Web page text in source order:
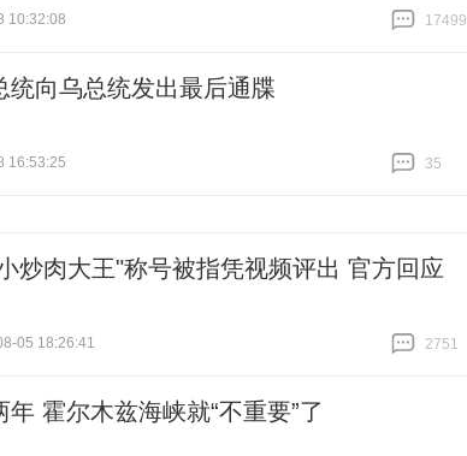
10:32:08
17499
统向乌总统发出最后通牒
16:53:25
35
炒肉大王"称号被指凭视频评出 官方回应
05 18:26:41
2751
年 霍尔木兹海峡就“不重要”了